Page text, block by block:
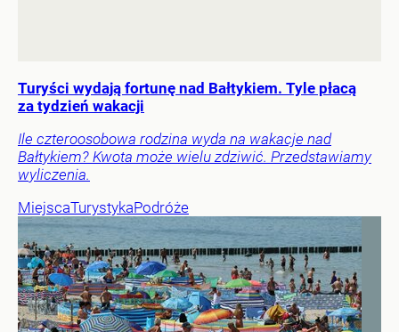
Turyści wydają fortunę nad Bałtykiem. Tyle płacą
za tydzień wakacji
Ile czteroosobowa rodzina wyda na wakacje nad
Bałtykiem? Kwota może wielu zdziwić. Przedstawiamy
wyliczenia.
MiejscaTurystykaPodróże